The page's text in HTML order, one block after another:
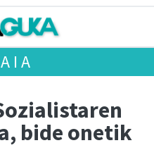
bide onetik